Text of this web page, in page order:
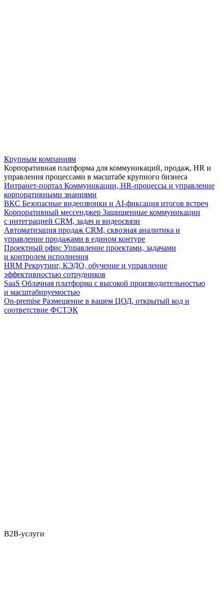
Крупным компаниям
Корпоративная платформа для коммуникаций, продаж, HR и
управления процессами в масштабе крупного бизнеса
Интранет-портал Коммуникации, HR-процессы и управление
корпоративными знаниями
ВКС Безопасные видеозвонки и AI-фиксация итогов встреч
Корпоративный мессенджер Защищенные коммуникации
с интеграцией CRM, задач и видеосвязи
Автоматизация продаж CRM, сквозная аналитика и
управление продажами в едином контуре
Проектный офис Управление проектами, задачами
и контролем исполнения
HRM Рекрутинг, КЭДО, обучение и управление
эффективностью сотрудников
SaaS Облачная платформа с высокой производительностью
и масштабируемостью
On-premise Размещение в вашем ЦОД, открытый код и
соответствие ФСТЭК
B2B-услуги